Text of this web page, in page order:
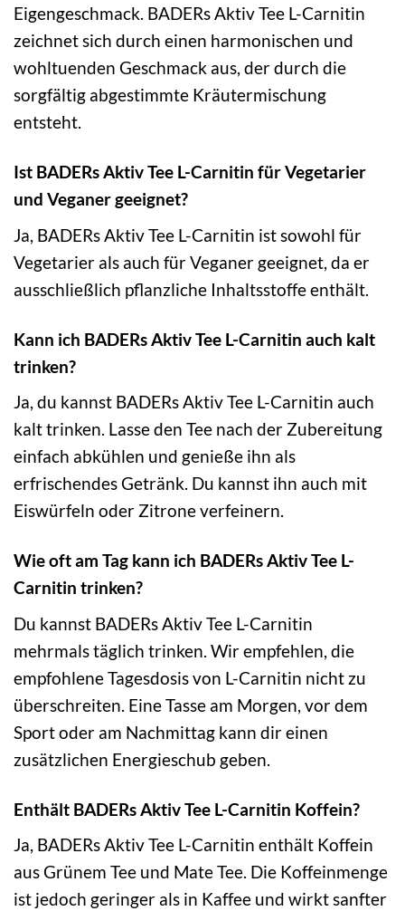
Eigengeschmack. BADERs Aktiv Tee L-Carnitin
zeichnet sich durch einen harmonischen und
wohltuenden Geschmack aus, der durch die
sorgfältig abgestimmte Kräutermischung
entsteht.
Ist BADERs Aktiv Tee L-Carnitin für Vegetarier
und Veganer geeignet?
Ja, BADERs Aktiv Tee L-Carnitin ist sowohl für
Vegetarier als auch für Veganer geeignet, da er
ausschließlich pflanzliche Inhaltsstoffe enthält.
Kann ich BADERs Aktiv Tee L-Carnitin auch kalt
trinken?
Ja, du kannst BADERs Aktiv Tee L-Carnitin auch
kalt trinken. Lasse den Tee nach der Zubereitung
einfach abkühlen und genieße ihn als
erfrischendes Getränk. Du kannst ihn auch mit
Eiswürfeln oder Zitrone verfeinern.
Wie oft am Tag kann ich BADERs Aktiv Tee L-
Carnitin trinken?
Du kannst BADERs Aktiv Tee L-Carnitin
mehrmals täglich trinken. Wir empfehlen, die
empfohlene Tagesdosis von L-Carnitin nicht zu
überschreiten. Eine Tasse am Morgen, vor dem
Sport oder am Nachmittag kann dir einen
zusätzlichen Energieschub geben.
Enthält BADERs Aktiv Tee L-Carnitin Koffein?
Ja, BADERs Aktiv Tee L-Carnitin enthält Koffein
aus Grünem Tee und Mate Tee. Die Koffeinmenge
ist jedoch geringer als in Kaffee und wirkt sanfter